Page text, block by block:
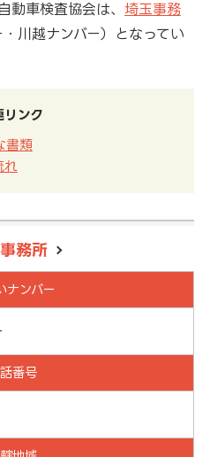
動車検査協会は、 埼玉事務
川越ナンバー）となってい
リンク
書類
れ
務所
ナンバー
番号